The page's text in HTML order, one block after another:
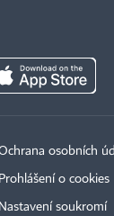
osobních
Prohlášení o cookies
Nastavení soukromí